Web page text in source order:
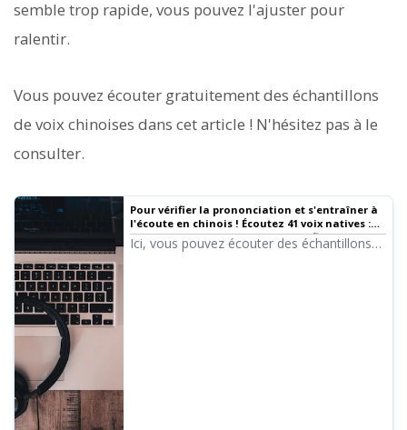
semble trop rapide, vous pouvez l'ajuster pour
ralentir.
Vous pouvez écouter gratuitement des échantillons
de voix chinoises dans cet article ! N'hésitez pas à le
consulter.
Pour vérifier la prononciation et s'entraîner à
l'écoute en chinois ! Écoutez 41 voix natives :
voix de femmes, d'hommes et de filles
Ici, vous pouvez écouter des échantillons